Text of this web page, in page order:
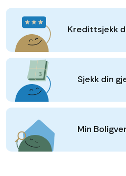
Kredittsjekk
Sjekk din
Min